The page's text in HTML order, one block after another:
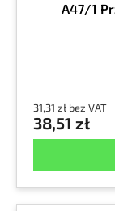
A47/1
31,31 zł bez VAT
38,51 zł